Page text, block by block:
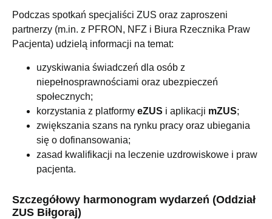
Podczas spotkań specjaliści ZUS oraz zaproszeni
partnerzy (m.in. z PFRON, NFZ i Biura Rzecznika Praw
Pacjenta) udzielą informacji na temat:
uzyskiwania świadczeń dla osób z
niepełnosprawnościami oraz ubezpieczeń
społecznych;
korzystania z platformy eZUS i aplikacji mZUS;
zwiększania szans na rynku pracy oraz ubiegania
się o dofinansowania;
zasad kwalifikacji na leczenie uzdrowiskowe i praw
pacjenta.
Szczegółowy harmonogram wydarzeń (Oddział
ZUS Biłgoraj)